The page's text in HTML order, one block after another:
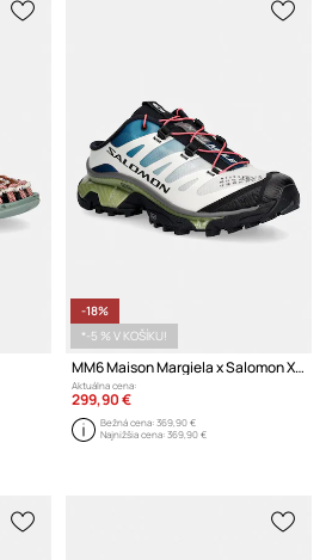
-18%
*-5 % V KOŠÍKU!
MM6 Maison Margiela x Salomon XT-4 šľapky mules dámske
Aktuálna cena:
299,90 €
Bežná cena:369,90 €
Najnižšia cena:369,90 €